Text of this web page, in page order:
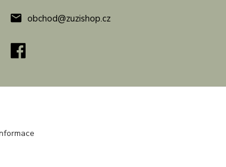
obchod@zuzishop.cz